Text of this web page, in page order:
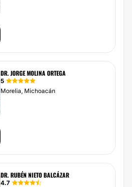
DR. JORGE MOLINA ORTEGA
5
Morelia, Michoacán
DR. RUBÉN NIETO BALCÁZAR
4.7